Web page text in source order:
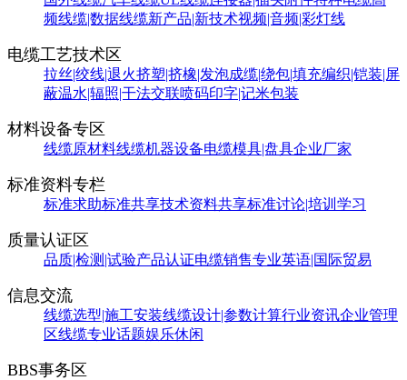
频线缆|数据线缆新产品|新技术视频|音频|彩灯线
电缆工艺技术区
拉丝|绞线|退火挤塑|挤橡|发泡成缆|绕包|填充编织|铠装|屏
蔽温水|辐照|干法交联喷码印字|记米包装
材料设备专区
线缆原材料线缆机器设备电缆模具|盘具企业厂家
标准资料专栏
标准求助标准共享技术资料共享标准讨论|培训学习
质量认证区
品质|检测|试验产品认证电缆销售专业英语|国际贸易
信息交流
线缆选型|施工安装线缆设计|参数计算行业资讯企业管理
区线缆专业话题娱乐休闲
BBS事务区